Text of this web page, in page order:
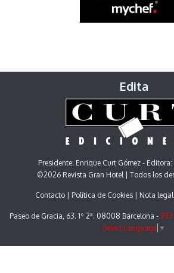
Edita
Presidente: Enrique Curt Gómez -
©2026 Revista Gran Hotel | Todos los
Contacto Política de Cookies Nota legal
Paseo de Gracia, 63. 1º 2ª. 08008 Barcelona - 933
Select Language ▼